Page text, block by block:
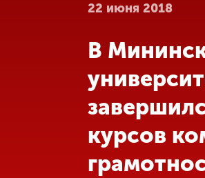
Об университете
Абитуриенту
Обучение
22 июня 2018
В
курсов